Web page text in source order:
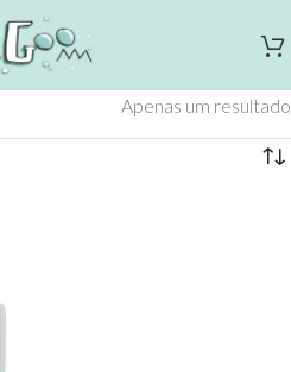
Apenas um resultado